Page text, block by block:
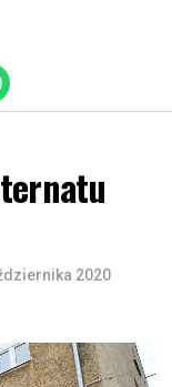
2020